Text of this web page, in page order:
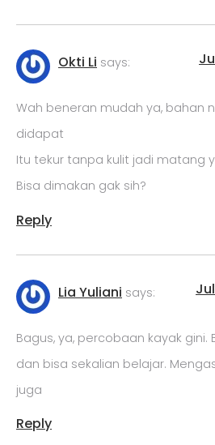
Okti Li says:
Wah beneran mudah ya, bahan
didapat
Itu tekur tanpa kulit jadi matang
Bisa dimakan gak sih?
Reply
Lia Yuliani says:
Bagus, ya, percobaan kayak
dan bisa sekalian belajar.
juga
Reply